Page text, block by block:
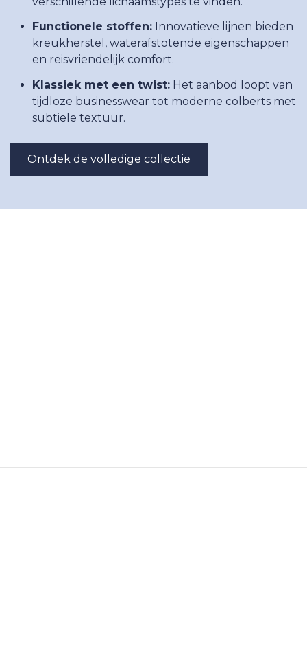
Functionele stoffen: Innovatieve lijnen bieden
kreukherstel, waterafstotende eigenschappen
en reisvriendelijk comfort.
Klassiek met een twist: Het aanbod loopt van
tijdloze businesswear tot moderne colberts met
subtiele textuur.
Ontdek de volledige collectie